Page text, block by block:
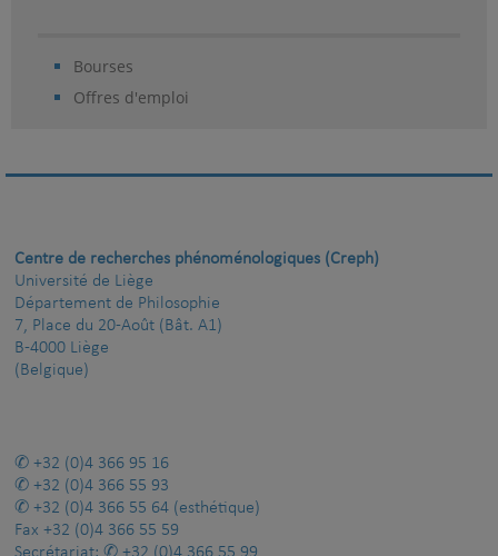
Bourses
Offres d'emploi
Centre de recherches phénoménologiques (Creph)
Université de Liège
Département de Philosophie
7, Place du 20-Août (Bât. A1)
B-4000 Liège
(Belgique)
+32 (0)4 366 95 16
+32 (0)4 366 55 93
+32 (0)4 366 55 64 (esthétique)
Fax +32 (0)4 366 55 59